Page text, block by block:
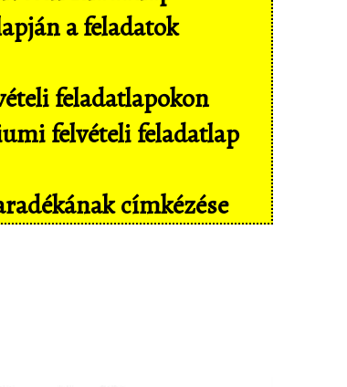
a feladatok
feladatlapokon
felvételi feladatlap
címkézése